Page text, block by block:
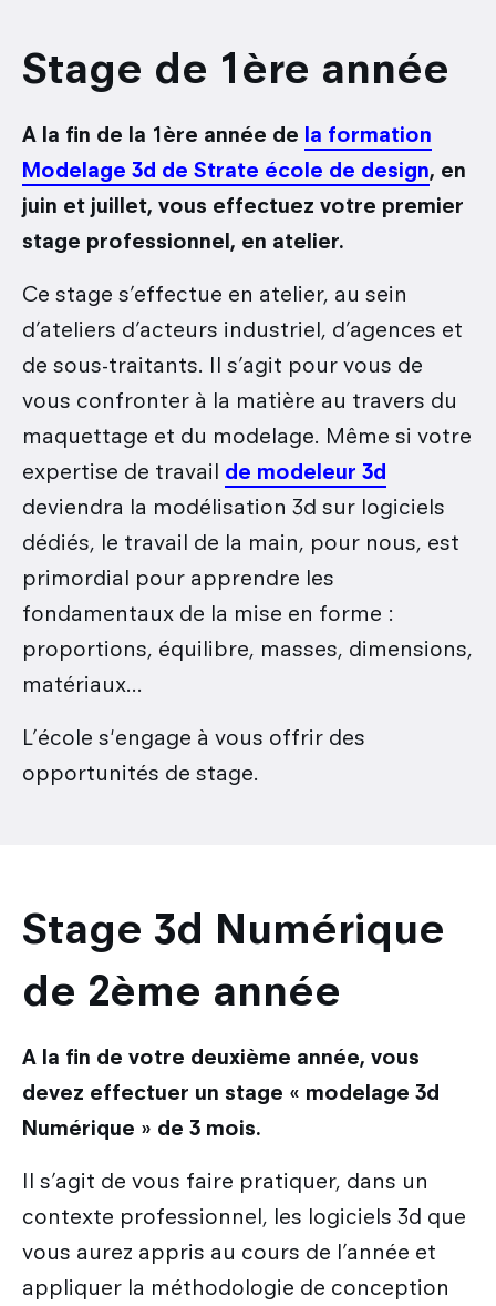
Stage de 1ère année
A la fin de la 1ère année de la formation
Modelage 3d de Strate école de design, en
juin et juillet, vous effectuez votre premier
stage professionnel, en atelier.
Ce stage s’effectue en atelier, au sein
d’ateliers d’acteurs industriel, d’agences et
de sous-traitants. Il s’agit pour vous de
vous confronter à la matière au travers du
maquettage et du modelage. Même si votre
expertise de travail de modeleur 3d
deviendra la modélisation 3d sur logiciels
dédiés, le travail de la main, pour nous, est
primordial pour apprendre les
fondamentaux de la mise en forme :
proportions, équilibre, masses, dimensions,
matériaux...
L’école s'engage à vous offrir des
opportunités de stage.
Stage 3d Numérique
de 2ème année
A la fin de votre deuxième année, vous
devez effectuer un stage « modelage 3d
Numérique » de 3 mois.
Il s’agit de vous faire pratiquer, dans un
contexte professionnel, les logiciels 3d que
vous aurez appris au cours de l’année et
appliquer la méthodologie de conception